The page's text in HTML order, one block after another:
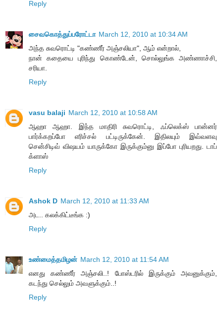
Reply
சைவகொத்துப்பரோட்டா March 12, 2010 at 10:34 AM
அந்த சுவரொட்டி "கண்ணீர் அஞ்சலியா", ஆம் என்றால்,
நான் கதையை புரிந்து கொண்டேன், சொல்லுங்க அண்ணாச்சி,
சரியா.
Reply
vasu balaji March 12, 2010 at 10:58 AM
ஆஹா ஆஹா. இந்த மாதிரி சுவரொட்டி, ஃப்லெக்ஸ் பான்னர்
பார்க்கறப்போ எரிச்சல் பட்டிருக்கேன். இதிலயும் இவ்வளவு
சென்சிடிவ் விஷயம் யாருக்கோ இருக்கும்னு இப்போ புரியறது. டாப்
க்ளாஸ்
Reply
Ashok D March 12, 2010 at 11:33 AM
அட.. கலக்கிட்டீங்க :)
Reply
உண்மைத்தமிழன் March 12, 2010 at 11:54 AM
எனது கண்ணீர் அஞ்சலி..! போஸ்டரில் இருக்கும் அவனுக்கும்,
கடந்து செல்லும் அவளுக்கும்..!
Reply